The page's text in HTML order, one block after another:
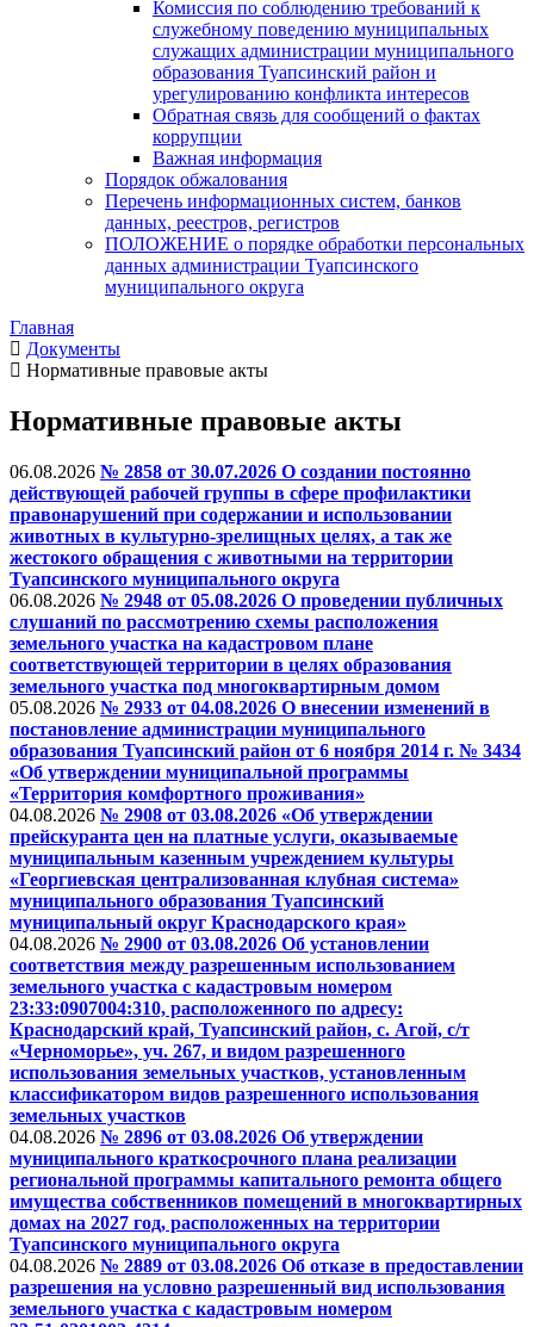
Комиссия по соблюдению требований к
служебному поведению муниципальных
служащих администрации муниципального
образования Туапсинский район и
урегулированию конфликта интересов
Обратная связь для сообщений о фактах
коррупции
Важная информация
Порядок обжалования
Перечень информационных систем, банков
данных, реестров, регистров
ПОЛОЖЕНИЕ о порядке обработки персональных
данных администрации Туапсинского
муниципального округа
Главная
Документы
Нормативные правовые акты
Нормативные правовые акты
06.08.2026 № 2858 от 30.07.2026 О создании постоянно
действующей рабочей группы в сфере профилактики
правонарушений при содержании и использовании
животных в культурно-зрелищных целях, а так же
жестокого обращения с животными на территории
Туапсинского муниципального округа
06.08.2026 № 2948 от 05.08.2026 О проведении публичных
слушаний по рассмотрению схемы расположения
земельного участка на кадастровом плане
соответствующей территории в целях образования
земельного участка под многоквартирным домом
05.08.2026 № 2933 от 04.08.2026 О внесении изменений в
постановление администрации муниципального
образования Туапсинский район от 6 ноября 2014 г. № 3434
«Об утверждении муниципальной программы
«Территория комфортного проживания»
04.08.2026 № 2908 от 03.08.2026 «Об утверждении
прейскуранта цен на платные услуги, оказываемые
муниципальным казенным учреждением культуры
«Георгиевская централизованная клубная система»
муниципального образования Туапсинский
муниципальный округ Краснодарского края»
04.08.2026 № 2900 от 03.08.2026 Об установлении
соответствия между разрешенным использованием
земельного участка с кадастровым номером
23:33:0907004:310, расположенного по адресу:
Краснодарский край, Туапсинский район, с. Агой, с/т
«Черноморье», уч. 267, и видом разрешенного
использования земельных участков, установленным
классификатором видов разрешенного использования
земельных участков
04.08.2026 № 2896 от 03.08.2026 Об утверждении
муниципального краткосрочного плана реализации
региональной программы капитального ремонта общего
имущества собственников помещений в многоквартирных
домах на 2027 год, расположенных на территории
Туапсинского муниципального округа
04.08.2026 № 2889 от 03.08.2026 Об отказе в предоставлении
разрешения на условно разрешенный вид использования
земельного участка с кадастровым номером